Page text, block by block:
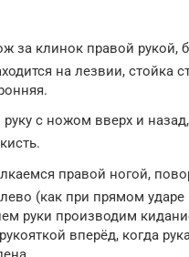
за клинок правой рукой,
на лезвии, стойка
с ножом вверх и
правой ногой,
(как при прямом ударе
руки производим
вперёд, когда